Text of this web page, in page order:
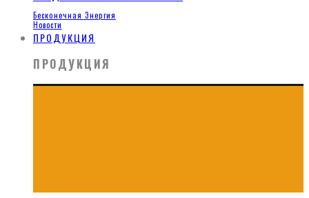
Бесконечная Энергия
Новости
ПРОДУКЦИЯ
ПРОДУКЦИЯ